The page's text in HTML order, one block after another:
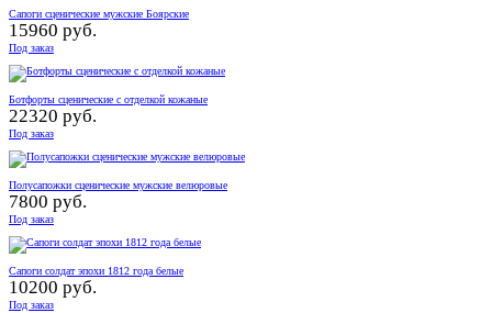
Сапоги сценические мужские Боярские
15960 руб.
Под заказ
Ботфорты сценические с отделкой кожаные
22320 руб.
Под заказ
Полусапожки сценические мужские велюровые
7800 руб.
Под заказ
Сапоги солдат эпохи 1812 года белые
10200 руб.
Под заказ